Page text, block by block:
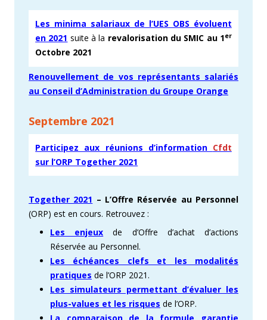
Les minima salariaux de l’UES OBS évoluent
en 2021 suite à la revalorisation du SMIC au 1er
Octobre 2021
Renouvellement de vos représentants salariés
au Conseil d’Administration du Groupe Orange
Septembre 2021
Participez aux réunions d’information Cfdt
sur l’ORP Together 2021
Together 2021 – L’Offre Réservée au Personnel
(ORP) est en cours. Retrouvez :
Les enjeux de d’Offre d’achat d’actions
Réservée au Personnel.
Les échéances clefs et les modalités
pratiques de l’ORP 2021.
Les simulateurs permettant d’évaluer les
plus-values et les risques de l’ORP.